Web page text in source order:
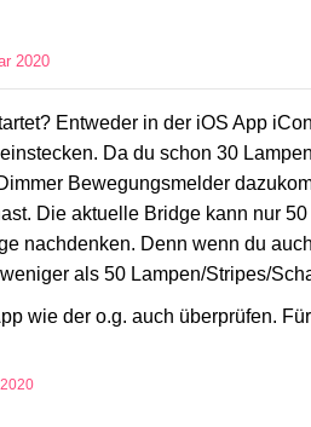
2020
Entweder in der iOS App
Da du schon 30
Bewegungsmelder
Die aktuelle Bridge kann nur
nachdenken. Denn wenn du
als 50 Lampen/Stripes/
wie der o.g. auch überprüfen.